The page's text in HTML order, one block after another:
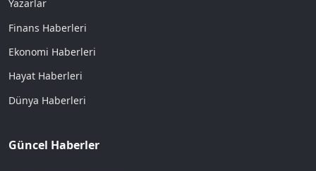
Yazarlar
Finans Haberleri
Ekonomi Haberleri
Hayat Haberleri
Dünya Haberleri
Güncel Haberler